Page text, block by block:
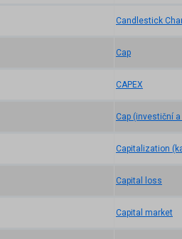
Candlestick
Cap
CAPEX
Cap (investiční
Capitalization
Capital loss
Capital market